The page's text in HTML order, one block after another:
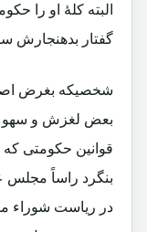
البته کلۀ او را
گفتار بدهنجارش
شخصیکه بغرض
بعض لغزش و سهو
قوانین حکومتی
بنگرد راساً مجلس
در ریاست شوراء